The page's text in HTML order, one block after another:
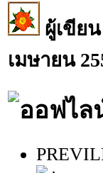
ผู้เขียน
เมษายน